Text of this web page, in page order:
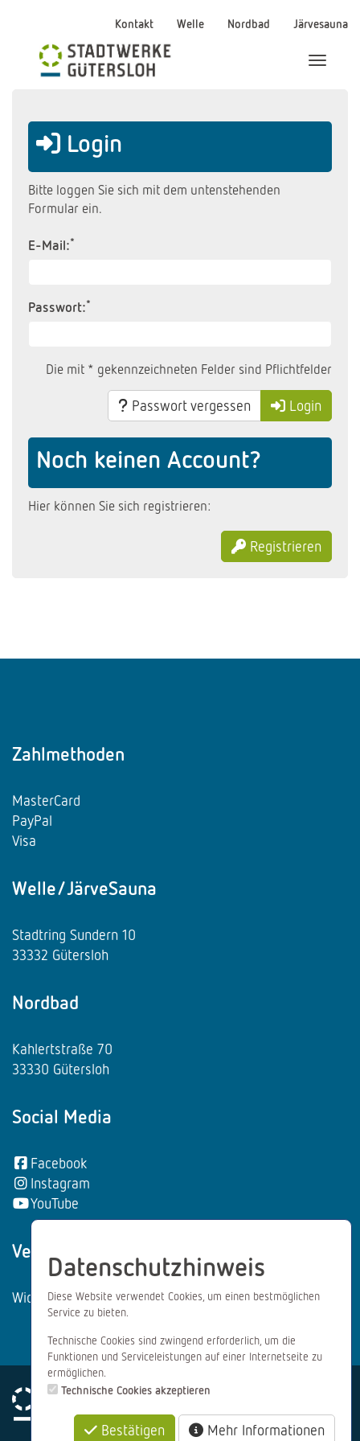
Kontakt Welle Nordbad Järvesauna
Menü
Login
Bitte loggen Sie sich mit dem untenstehenden
Formular ein.
E-Mail:*
Passwort:*
Die mit * gekennzeichneten Felder sind Pflichtfelder
Passwort vergessen Login
Noch keinen Account?
Hier können Sie sich registrieren:
Registrieren
Zahlmethoden
MasterCard
PayPal
Visa
Welle/JärveSauna
Stadtring Sundern 10
33332 Gütersloh
Nordbad
Kahlertstraße 70
33330 Gütersloh
Social Media
Facebook
Instagram
YouTube
Vertrag wiederrufen:
Widerrufsformular
Impressum Datenschutz AGB
Datenschutzhinweis
Diese Website verwendet Cookies, um einen bestmöglichen
Service zu bieten.
Technische Cookies sind zwingend erforderlich, um die
Funktionen und Serviceleistungen auf einer Internetseite zu
ermöglichen.
Technische Cookies akzeptieren
Bestätigen Mehr Informationen